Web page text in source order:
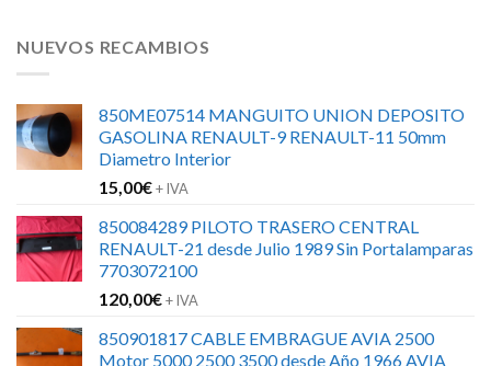
NUEVOS RECAMBIOS
850ME07514 MANGUITO UNION DEPOSITO
GASOLINA RENAULT-9 RENAULT-11 50mm
Diametro Interior
15,00€+ IVA
850084289 PILOTO TRASERO CENTRAL
RENAULT-21 desde Julio 1989 Sin Portalamparas
7703072100
120,00€+ IVA
850901817 CABLE EMBRAGUE AVIA 2500
Motor 5000 2500 3500 desde Año 1966 AVIA